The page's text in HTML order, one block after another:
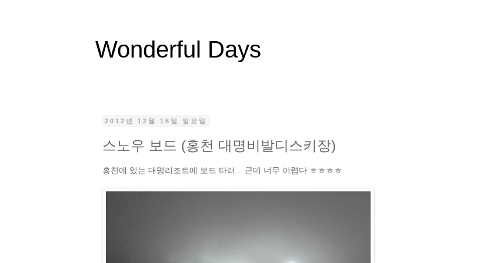
Wonderful Days
2012년 12월 16일 일요일
스노우 보드 (홍천 대명비발디스키장)
홍천에 있는 대명리조트에 보드 타러.. 근데 너무 어렵다 ㅎㅎㅎㅎ